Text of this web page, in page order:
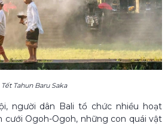
Tết Tahun Baru Saka
người dân Bali tổ chức nhiều hoạt
Ogoh-Ogoh, những con quái vật